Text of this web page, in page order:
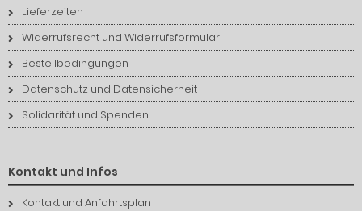
Lieferzeiten
Widerrufsrecht und Widerrufsformular
Bestellbedingungen
Datenschutz und Datensicherheit
Solidarität und Spenden
Kontakt und Infos
Kontakt und Anfahrtsplan